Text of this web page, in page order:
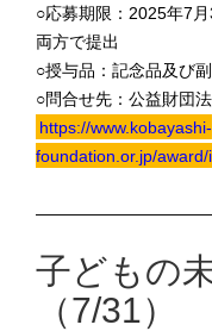
○応募期限：2025年7
両方で提出
○授与品：記念品及び
○問合せ先：公益財団
https://www.kobayashi-
foundation.or.jp/
子どもの
（7/31）